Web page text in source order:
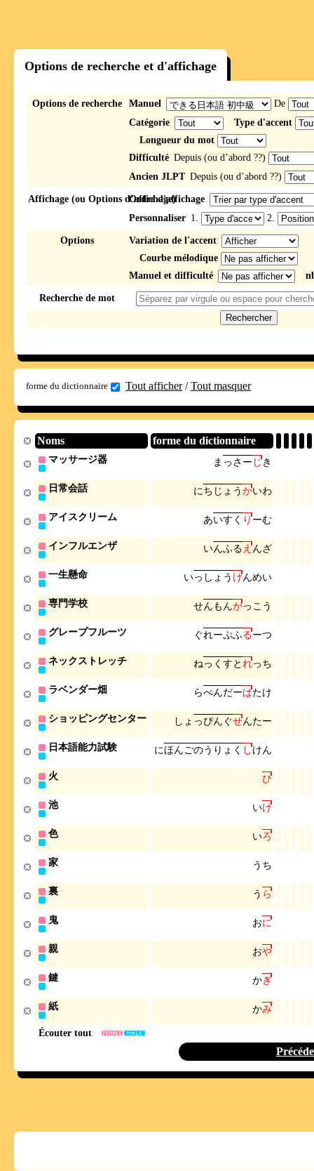
Options de recherche et d'affichage
Options de recherche Manuel
De
Catégorie
Type d'accent
Longueur du mot
Difficulté Depuis (ou d’abord ??)
Ancien JLPT Depuis (ou d’abord ??)
Affichage (ou Options d’affichage)
Ordre d'affichage
Personnaliser 1. 2.
Options
Variation de l'accent
Courbe mélodique
Manuel et difficulté
Recherche de mot
forme du dictionnaire Tout afficher/Tout masquer
Noms forme du dictionnaire
Écouter tout
マッサージ器 ま っさ ー じき
日常会話 にち じ ょ うかいわ
アイスクリーム あいす く りーむ
インフルエンザ いんふるえんざ
一生懸命 いっ し ょ う けんめい
専門学校 せんも んがっ こ う
グレープフルーツ ぐれーぷふるーつ
ネックストレッチ ねっ く すとれっち
ラベンダー畑 らべんだーばたけ
ショッピングセンター し ょ っぴん ぐせんたー
日本語能力試験 にほんごのう り ょ く しけん
火 ひ
池 いけ
色 いろ
家 う ち
裏 う ら
鬼 おに
親 おや
鍵 かぎ
紙 かみ